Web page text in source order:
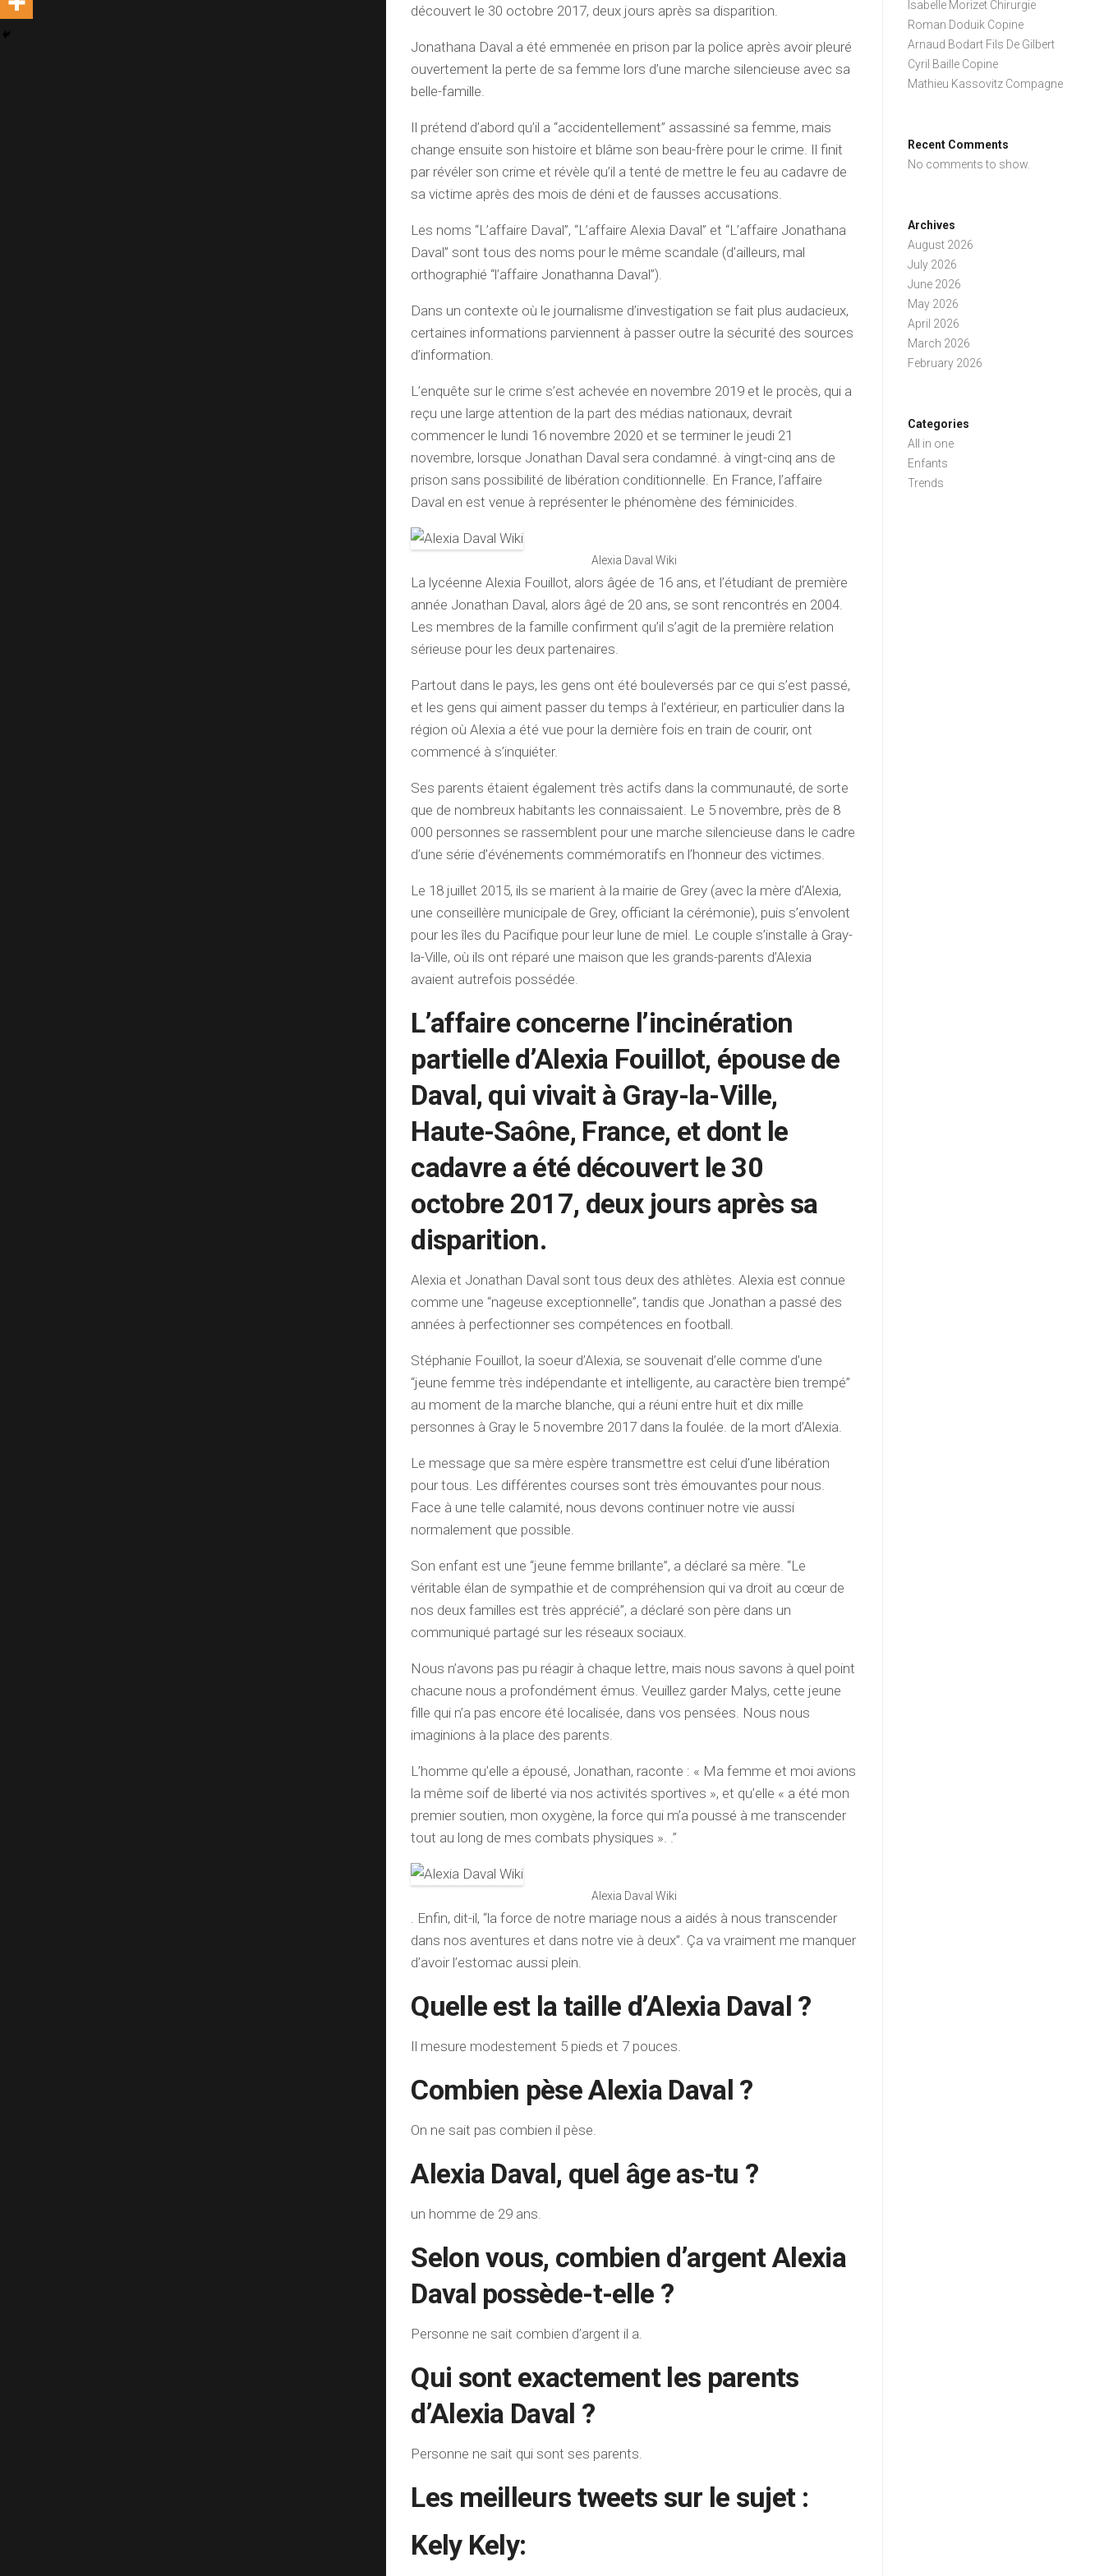
découvert le 30 octobre 2017, deux jours après sa disparition.
Jonathana Daval a été emmenée en prison par la police après avoir pleuré
ouvertement la perte de sa femme lors d’une marche silencieuse avec sa
belle-famille.
Il prétend d’abord qu’il a “accidentellement” assassiné sa femme, mais
change ensuite son histoire et blâme son beau-frère pour le crime. Il finit
par révéler son crime et révèle qu’il a tenté de mettre le feu au cadavre de
sa victime après des mois de déni et de fausses accusations.
Les noms “L’affaire Daval”, “L’affaire Alexia Daval” et “L’affaire Jonathana
Daval” sont tous des noms pour le même scandale (d’ailleurs, mal
orthographié “l’affaire Jonathanna Daval”).
Dans un contexte où le journalisme d’investigation se fait plus audacieux,
certaines informations parviennent à passer outre la sécurité des sources
d’information.
L’enquête sur le crime s’est achevée en novembre 2019 et le procès, qui a
reçu une large attention de la part des médias nationaux, devrait
commencer le lundi 16 novembre 2020 et se terminer le jeudi 21
novembre, lorsque Jonathan Daval sera condamné. à vingt-cinq ans de
prison sans possibilité de libération conditionnelle. En France, l’affaire
Daval en est venue à représenter le phénomène des féminicides.
Alexia Daval Wiki
La lycéenne Alexia Fouillot, alors âgée de 16 ans, et l’étudiant de première
année Jonathan Daval, alors âgé de 20 ans, se sont rencontrés en 2004.
Les membres de la famille confirment qu’il s’agit de la première relation
sérieuse pour les deux partenaires.
Partout dans le pays, les gens ont été bouleversés par ce qui s’est passé,
et les gens qui aiment passer du temps à l’extérieur, en particulier dans la
région où Alexia a été vue pour la dernière fois en train de courir, ont
commencé à s’inquiéter.
Ses parents étaient également très actifs dans la communauté, de sorte
que de nombreux habitants les connaissaient. Le 5 novembre, près de 8
000 personnes se rassemblent pour une marche silencieuse dans le cadre
d’une série d’événements commémoratifs en l’honneur des victimes.
Le 18 juillet 2015, ils se marient à la mairie de Grey (avec la mère d’Alexia,
une conseillère municipale de Grey, officiant la cérémonie), puis s’envolent
pour les îles du Pacifique pour leur lune de miel. Le couple s’installe à Gray-
la-Ville, où ils ont réparé une maison que les grands-parents d’Alexia
avaient autrefois possédée.
L’affaire concerne l’incinération
partielle d’Alexia Fouillot, épouse de
Daval, qui vivait à Gray-la-Ville,
Haute-Saône, France, et dont le
cadavre a été découvert le 30
octobre 2017, deux jours après sa
disparition.
Alexia et Jonathan Daval sont tous deux des athlètes. Alexia est connue
comme une “nageuse exceptionnelle”, tandis que Jonathan a passé des
années à perfectionner ses compétences en football.
Stéphanie Fouillot, la soeur d’Alexia, se souvenait d’elle comme d’une
“jeune femme très indépendante et intelligente, au caractère bien trempé”
au moment de la marche blanche, qui a réuni entre huit et dix mille
personnes à Gray le 5 novembre 2017 dans la foulée. de la mort d’Alexia.
Le message que sa mère espère transmettre est celui d’une libération
pour tous. Les différentes courses sont très émouvantes pour nous.
Face à une telle calamité, nous devons continuer notre vie aussi
normalement que possible.
Son enfant est une “jeune femme brillante”, a déclaré sa mère. “Le
véritable élan de sympathie et de compréhension qui va droit au cœur de
nos deux familles est très apprécié”, a déclaré son père dans un
communiqué partagé sur les réseaux sociaux.
Nous n’avons pas pu réagir à chaque lettre, mais nous savons à quel point
chacune nous a profondément émus. Veuillez garder Malys, cette jeune
fille qui n’a pas encore été localisée, dans vos pensées. Nous nous
imaginions à la place des parents.
L’homme qu’elle a épousé, Jonathan, raconte : « Ma femme et moi avions
la même soif de liberté via nos activités sportives », et qu’elle « a été mon
premier soutien, mon oxygène, la force qui m’a poussé à me transcender
tout au long de mes combats physiques ». .”
Alexia Daval Wiki
. Enfin, dit-il, “la force de notre mariage nous a aidés à nous transcender
dans nos aventures et dans notre vie à deux”. Ça va vraiment me manquer
d’avoir l’estomac aussi plein.
Quelle est la taille d’Alexia Daval ?
Il mesure modestement 5 pieds et 7 pouces.
Combien pèse Alexia Daval ?
On ne sait pas combien il pèse.
Alexia Daval, quel âge as-tu ?
un homme de 29 ans.
Selon vous, combien d’argent Alexia
Daval possède-t-elle ?
Personne ne sait combien d’argent il a.
Qui sont exactement les parents
d’Alexia Daval ?
Personne ne sait qui sont ses parents.
Les meilleurs tweets sur le sujet :
Kely Kely:
Isabelle Morizet Chirurgie
Roman Doduik Copine
Arnaud Bodart Fils De Gilbert
Cyril Baille Copine
Mathieu Kassovitz Compagne
Recent Comments
No comments to show.
Archives
August 2026
July 2026
June 2026
May 2026
April 2026
March 2026
February 2026
Categories
All in one
Enfants
Trends